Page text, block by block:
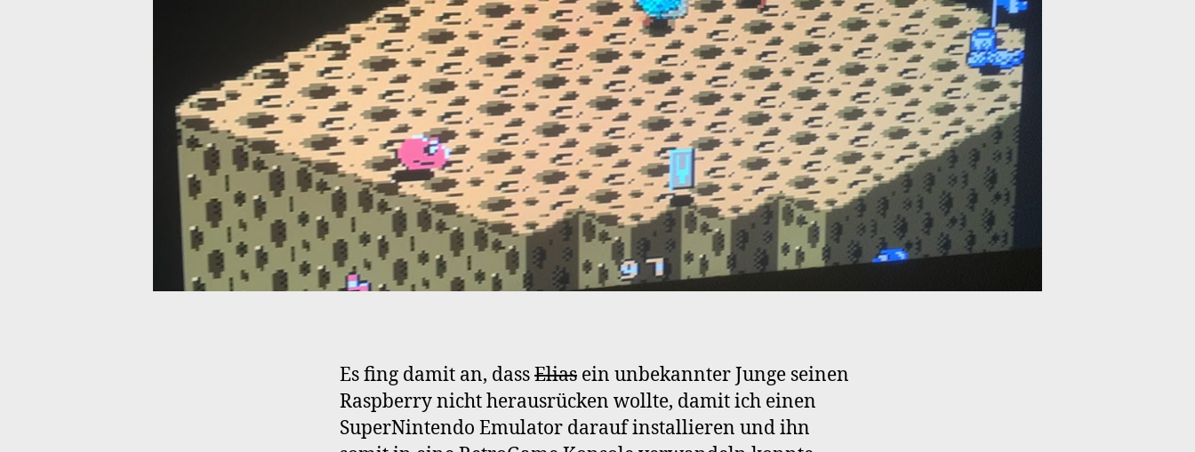
Es fing damit an, dassElias ein unbekannter Junge seinen
Raspberry nicht herausrücken wollte, damit ich einen
SuperNintendo Emulator darauf installieren und ihn